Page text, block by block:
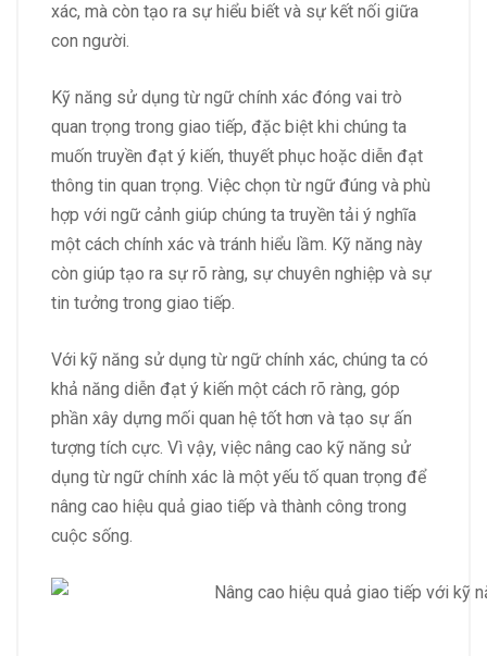
xác, mà còn tạo ra sự hiểu biết và sự kết nối giữa
con người.
Kỹ năng sử dụng từ ngữ chính xác đóng vai trò
quan trọng trong giao tiếp, đặc biệt khi chúng ta
muốn truyền đạt ý kiến, thuyết phục hoặc diễn đạt
thông tin quan trọng. Việc chọn từ ngữ đúng và phù
hợp với ngữ cảnh giúp chúng ta truyền tải ý nghĩa
một cách chính xác và tránh hiểu lầm. Kỹ năng này
còn giúp tạo ra sự rõ ràng, sự chuyên nghiệp và sự
tin tưởng trong giao tiếp.
Với kỹ năng sử dụng từ ngữ chính xác, chúng ta có
khả năng diễn đạt ý kiến một cách rõ ràng, góp
phần xây dựng mối quan hệ tốt hơn và tạo sự ấn
tượng tích cực. Vì vậy, việc nâng cao kỹ năng sử
dụng từ ngữ chính xác là một yếu tố quan trọng để
nâng cao hiệu quả giao tiếp và thành công trong
cuộc sống.